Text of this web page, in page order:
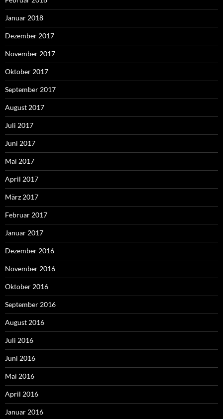
Januar 2018
Dezember 2017
November 2017
Oktober 2017
September 2017
August 2017
Juli 2017
Juni 2017
Mai 2017
April 2017
März 2017
Februar 2017
Januar 2017
Dezember 2016
November 2016
Oktober 2016
September 2016
August 2016
Juli 2016
Juni 2016
Mai 2016
April 2016
Januar 2016